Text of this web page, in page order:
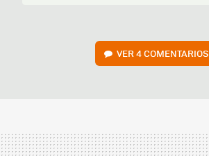
VER4 COMENTARIOS